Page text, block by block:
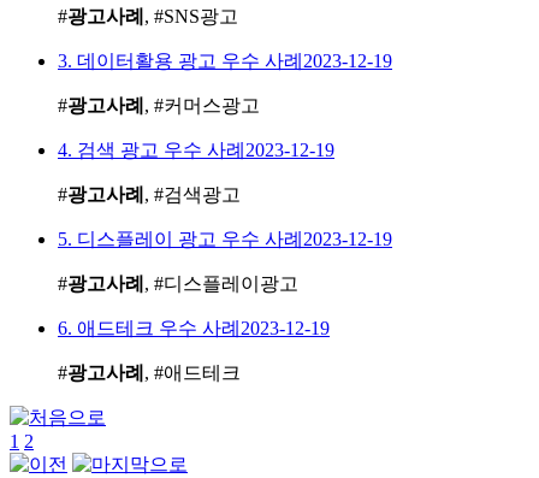
#광고사례 , #SNS광고
3. 데이터활용 광고 우수 사례 2023-12-19
#광고사례 , #커머스광고
4. 검색 광고 우수 사례 2023-12-19
#광고사례 , #검색광고
5. 디스플레이 광고 우수 사례 2023-12-19
#광고사례 , #디스플레이광고
6. 애드테크 우수 사례 2023-12-19
#광고사례 , #애드테크
1 2